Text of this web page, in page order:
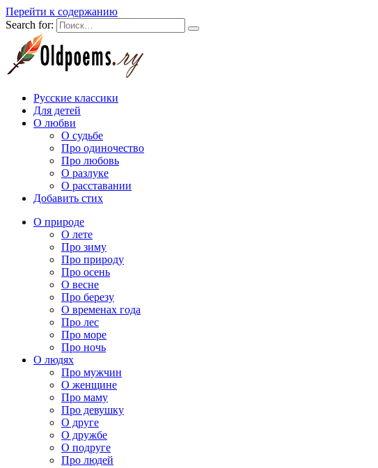
Перейти к содержанию
Search for:
Русские классики
Для детей
О любви
О судьбе
Про одиночество
Про любовь
О разлуке
О расставании
Добавить стих
О природе
О лете
Про зиму
Про природу
Про осень
О весне
Про березу
О временах года
Про лес
Про море
Про ночь
О людях
Про мужчин
О женщине
Про маму
Про девушку
О друге
О дружбе
О подруге
Про людей